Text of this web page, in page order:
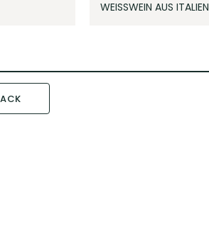
WEISSWEIN AUS ITALIEN